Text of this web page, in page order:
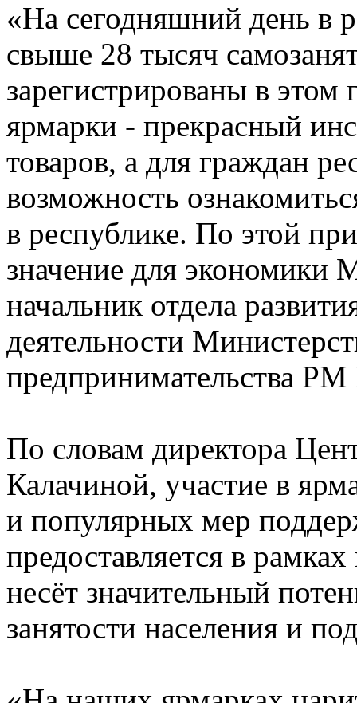
«На сегодняшний день в
свыше 28 тысяч
зарегистрированы в этом
ярмарки - прекрасный
товаров, а для граждан
возможность
в республике. По этой
значение для экономики
начальник отдела
деятельности
предпринимательства
По словам директора
Калачиной, участие в
и популярных мер
предоставляется в
несёт значительный
занятости населения и